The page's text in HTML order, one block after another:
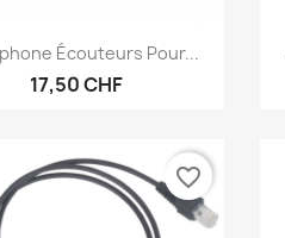
Anteprima
Écouteurs Pour...
17,50 CHF
favorite_border